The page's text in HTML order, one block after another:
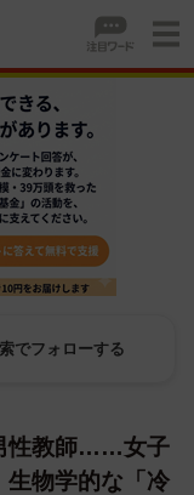
でフォローする
性教師……女子
物学的な「冷